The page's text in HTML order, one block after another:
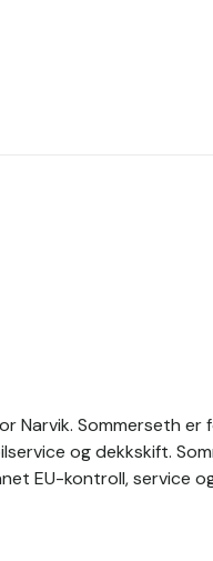
Narvik. Sommerseth er
og dekkskift.
EU-kontroll, service